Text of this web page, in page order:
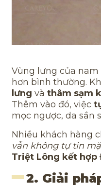
Vùng lưng của
hơn bình thường.
lưng và thâm sạm
Thêm vào đó, việc
mọc ngược, da sần
Nhiều khách hàng
vẫn không tự tin
Triệt Lông kết hợp
2. Giải